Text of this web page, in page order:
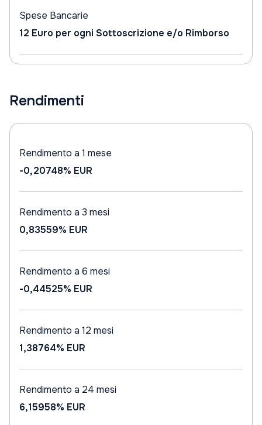
Spese Bancarie
12 Euro per ogni Sottoscrizione e/o Rimborso
Rendimenti
Rendimento a 1 mese
-0,20748% EUR
Rendimento a 3 mesi
0,83559% EUR
Rendimento a 6 mesi
-0,44525% EUR
Rendimento a 12 mesi
1,38764% EUR
Rendimento a 24 mesi
6,15958% EUR